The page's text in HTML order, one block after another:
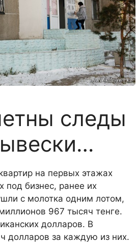
следы
на первых этажах
под бизнес, ранее их
с молотка одним лотом,
967 тысяч тенге.
долларов. В
долларов за каждую из них.